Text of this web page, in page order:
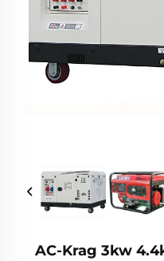
AC-Krag 3kw